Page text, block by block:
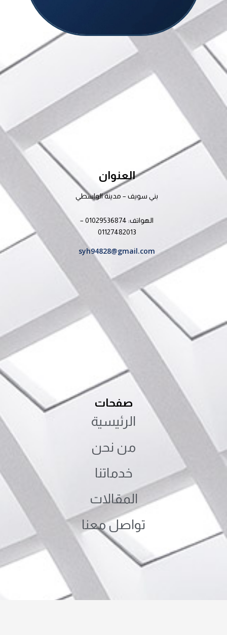
العنوان
بني سويف – مدينة الواسطي
الهواتف: 01029536874 –
01127482013
syh94828@gmail.com
صفحات
الرئيسية
من نحن
خدماتنا
المقالات
تواصل معنا